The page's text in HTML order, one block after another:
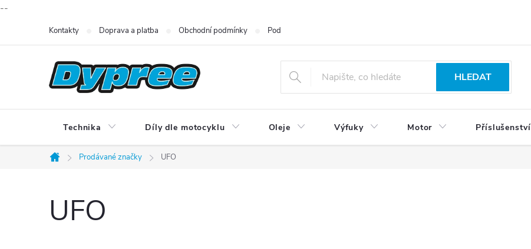
--
Kontakty Doprava a platba Obchodní podmínky Podmínky ochrany osobních údajů
HLEDAT
Technika Díly dle motocyklu Oleje Výfuky Motor Příslušenství
Domů
Prodávané značky UFO
UFO